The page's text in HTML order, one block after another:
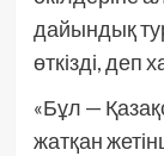
дайындық
өткізді, деп
«Бұл —
жатқан